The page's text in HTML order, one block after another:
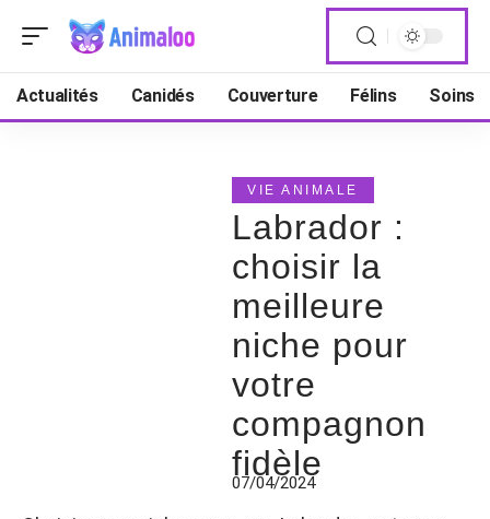
Actualités Canidés Couverture Félins Soins
VIE ANIMALE
Labrador :
choisir la
meilleure
niche pour
votre
compagnon
fidèle
07/04/2024